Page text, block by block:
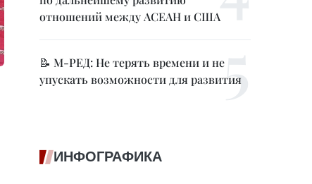
отношений между АСЕАН и США
📝 М-РЕД: Не терять времени и не
упускать возможности для развития
ИНФОГРАФИКА